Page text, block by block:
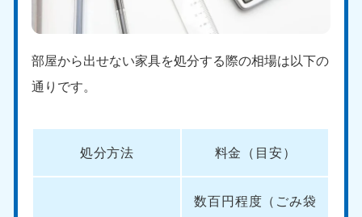
部屋から出せない家具を処分する際の相場は以下の
通りです。
処分方法 料金（目安）
数百円程度（ごみ袋